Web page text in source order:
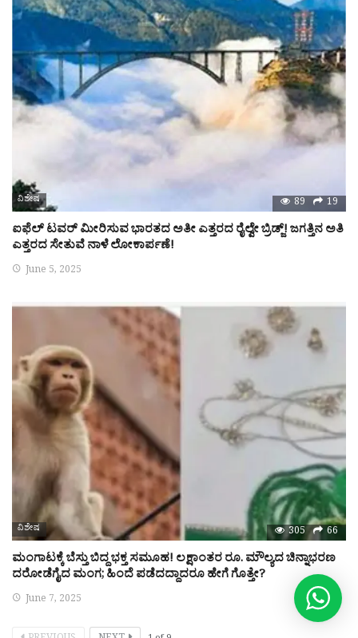
ವಿಶೇಷ 89 19
ಐಫೆಲ್ ಟವರ್ ಮೀರಿಸುವ ಭಾರತದ ಅತೀ ಎತ್ತರದ ರೈಲ್ವೇ ಬ್ರಿಡ್ಜ್! ಜಗತ್ತಿನ ಅತಿ
ಎತ್ತರದ ಸೇತುವೆ ನಾಳೆ ಲೋಕಾರ್ಪಣೆ!
June 5, 2025
ವಿಶೇಷ 305 66
ಮಂಗಾಟಕ್ಕೆ ಬೆಸ್ತು ಬಿದ್ದ ಭಕ್ತ ಸಮೂಹ! ಲಕ್ಷಾಂತರ ರೂ. ಮೌಲ್ಯದ ಚಿನ್ನಾಭರಣ
ದರೋಡೆಗೈದ ಮಂಗ; ಹಿಂದೆ ಪಡೆದದ್ದಾದರೂ ಹೇಗೆ ಗೊತ್ತೇ?
June 7, 2025